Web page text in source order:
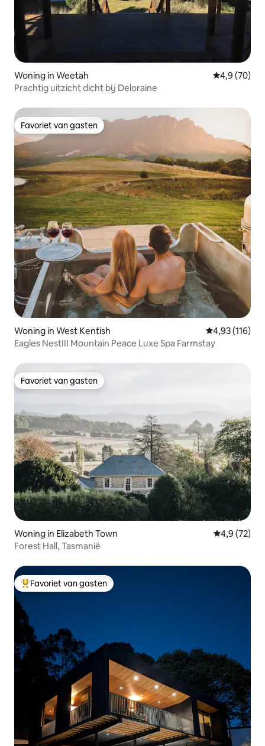
Woning in Weetah Gemiddelde
4,9 (70)
Prachtig uitzicht dicht bij Deloraine
Favoriet van gasten
Favoriet van gasten
Woning in West Kentish Gemiddelde
4,93 (116)
Eagles NestIII Mountain Peace Luxe Spa Farmstay
Favoriet van gasten
Favoriet van gasten
Woning in Elizabeth Town
4,9 (72)
Forest Hall, Tasmanië
Topfavoriet van gasten
Favoriet van gasten